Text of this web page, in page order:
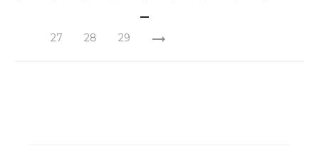
27 28 29